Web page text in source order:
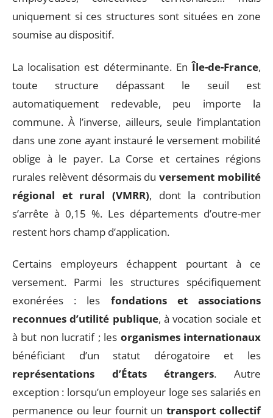
uniquement si ces structures sont situées en zone
soumise au dispositif.
La localisation est déterminante. EnÎle-de-France,
toute structure dépassant le seuil est
automatiquement redevable, peu importe la
commune. À l’inverse, ailleurs, seule l’implantation
dans une zone ayant instauré le versement mobilité
oblige à le payer. La Corse et certaines régions
rurales relèvent désormais duversement mobilité
régional et rural (VMRR), dont la contribution
s’arrête à 0,15 %. Les départements d’outre-mer
restent hors champ d’application.
Certains employeurs échappent pourtant à ce
versement. Parmi les structures spécifiquement
exonérées : les fondations et associations
reconnues d’utilité publique, à vocation sociale et
à but non lucratif ; les organismes internationaux
bénéficiant d’un statut dérogatoire et les
représentations d’États étrangers. Autre
exception : lorsqu’un employeur loge ses salariés en
permanence ou leur fournit untransport collectif